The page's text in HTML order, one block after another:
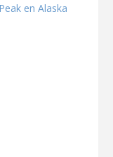
en Alaska